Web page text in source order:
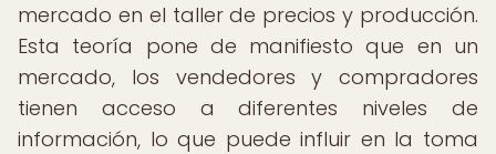
mercado en el taller de precios y producción.
Esta teoría pone de manifiesto que en un
mercado, los vendedores y compradores
tienen acceso a diferentes niveles de
información, lo que puede influir en la toma